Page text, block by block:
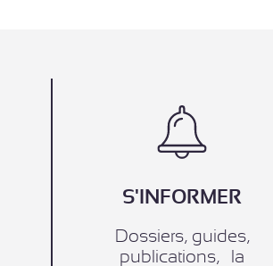
S'INFORMER
Dossiers, guides,
publications,… la